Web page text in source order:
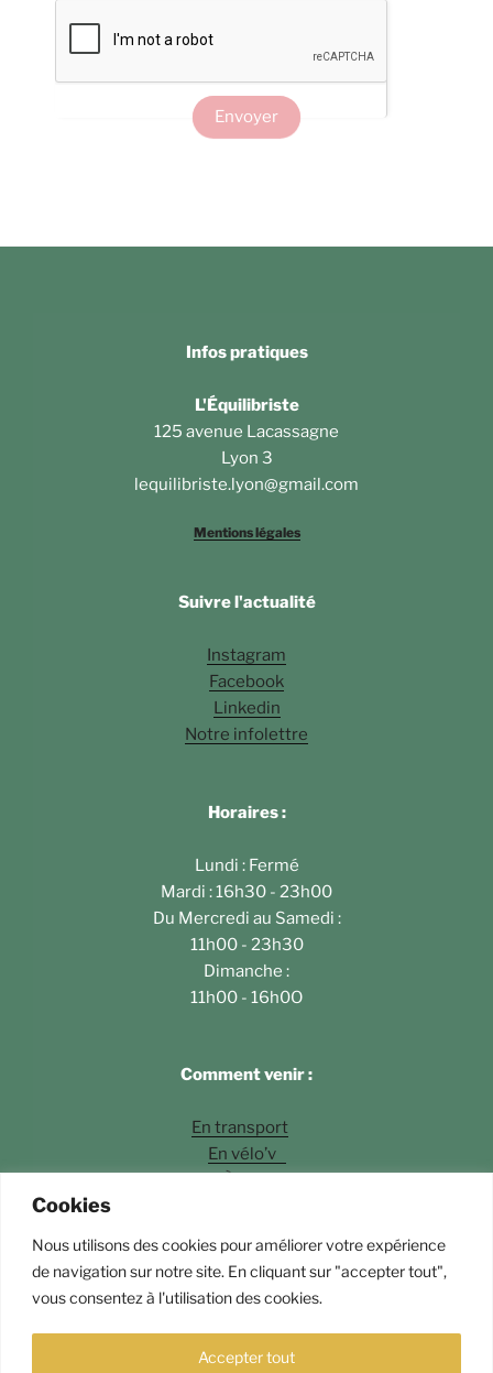
Cookies
Nous utilisons des cookies pour améliorer votre expérience
de navigation sur notre site. En cliquant sur "accepter tout",
vous consentez à l'utilisation des cookies.
Accepter tout
Envoyer
Infos pratiques
L'Équilibriste
125 avenue Lacassagne
Lyon 3
lequilibriste.lyon@gmail.com
Mentions légales
Suivre l'actualité
Instagram
Facebook
Linkedin
Notre infolettre
Horaires :
Lundi : Fermé
Mardi : 16h30 - 23h00
Du Mercredi au Samedi :
11h00 - 23h30
Dimanche :
11h00 - 16h0O
Comment venir :
En transport
En vélo’v
Photos ©Fossette Andrey Langlois
Fièrement propulsé par WordPress